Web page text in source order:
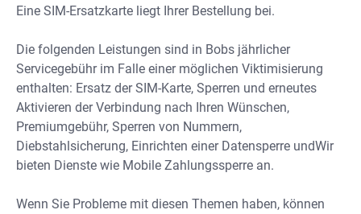
Eine SIM-Ersatzkarte liegt Ihrer Bestellung bei.
Die folgenden Leistungen sind in Bobs jährlicher
Servicegebühr im Falle einer möglichen Viktimisierung
enthalten: Ersatz der SIM-Karte, Sperren und erneutes
Aktivieren der Verbindung nach Ihren Wünschen,
Premiumgebühr, Sperren von Nummern,
Diebstahlsicherung, Einrichten einer Datensperre undWir
bieten Dienste wie Mobile Zahlungssperre an.
Wenn Sie Probleme mit diesen Themen haben, können